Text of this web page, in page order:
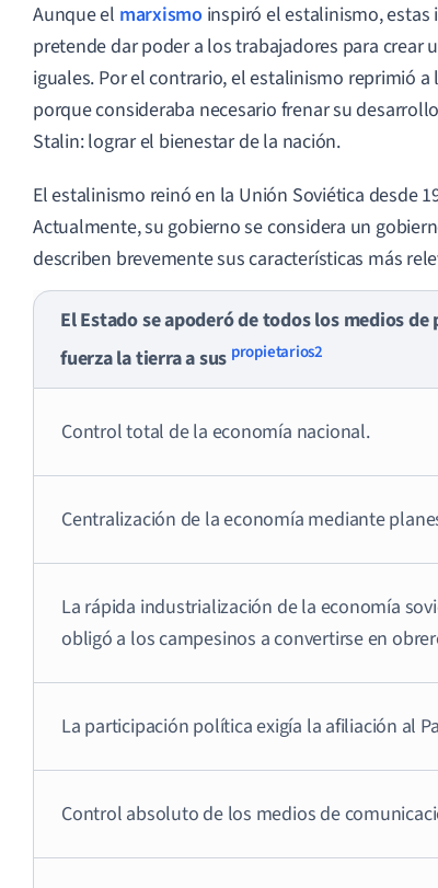
Aunque el marxismoinspiró el estalinismo, estas
pretende dar poder a los trabajadores para crear
iguales. Por el contrario, el estalinismo reprimió
porque consideraba necesario frenar su
Stalin: lograr el bienestar de la nación.
El estalinismo reinó en la Unión Soviética desde
Actualmente, su gobierno se considera un
describen brevemente sus características más
El Estado se apoderó de todos los medios
fuerza la tierra a sus propietarios2
Control total de la economía nacional.
Centralización de la economía mediante
La rápida industrialización de la economía
obligó a los campesinos a convertirse en
La participación política exigía la afiliación al
Control absoluto de los medios de